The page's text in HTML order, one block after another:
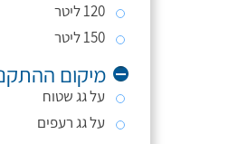
120 ליטר
150 ליטר
מיקום
על גג שטוח
על גג רעפים